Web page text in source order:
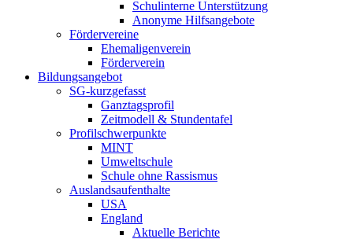
Schulinterne Unterstützung
Anonyme Hilfsangebote
Fördervereine
Ehemaligenverein
Förderverein
Bildungsangebot
SG-kurzgefasst
Ganztagsprofil
Zeitmodell & Stundentafel
Profilschwerpunkte
MINT
Umweltschule
Schule ohne Rassismus
Auslandsaufenthalte
USA
England
Aktuelle Berichte